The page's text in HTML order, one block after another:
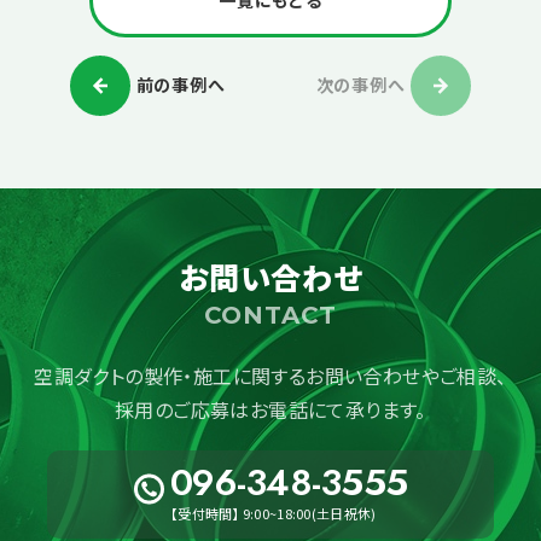
o
o
k
前の事例へ 次の事例へ
お問い合わせ
CONTACT
空調ダクトの製作・施工に関するお問い合わせやご相談、
採用のご応募はお電話にて承ります。
096-348-3555
【受付時間】 9:00~18:00(土日祝休)